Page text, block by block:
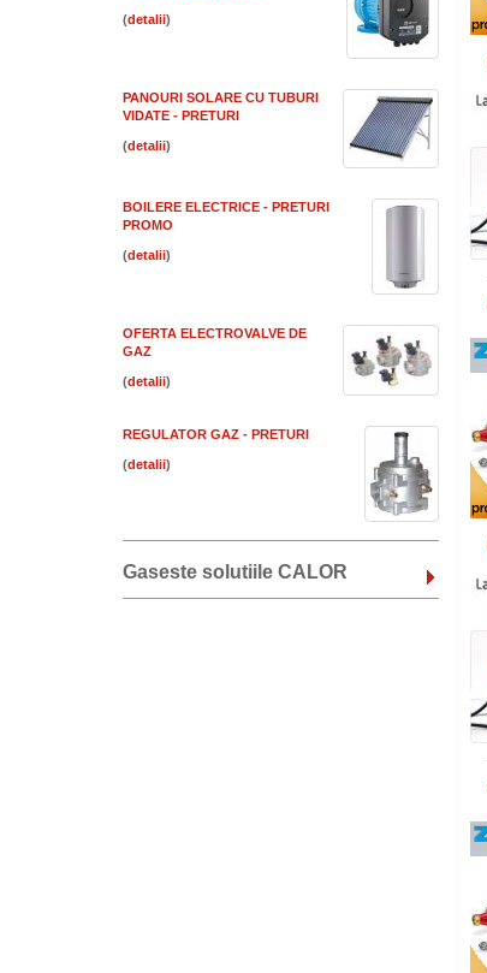
( )
PANOURI SOLARE CU TUBURI
VIDATE - PRETURI
( )
BOILERE ELECTRICE - PRETURI
PROMO
( )
OFERTA ELECTROVALVE DE
GAZ
( )
REGULATOR GAZ - PRETURI
( )
Gaseste solutiile CALOR